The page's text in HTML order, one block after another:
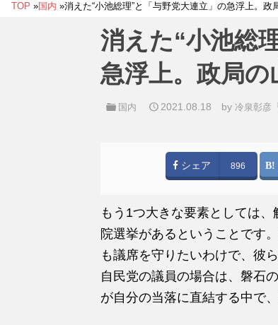
TOP »国内 »消えた“小池総理”と「与野党大連立」の急浮上。政
消えた“小池総
急浮上。政局
国内 2021.08.18 by冷泉彰彦
シェア 896
もう1つ大きな要素としては
院選挙があるということです
も議席を守りたいわけで、彼
自民党の議員の場合は、磐石
が自分の当落に直結する中で